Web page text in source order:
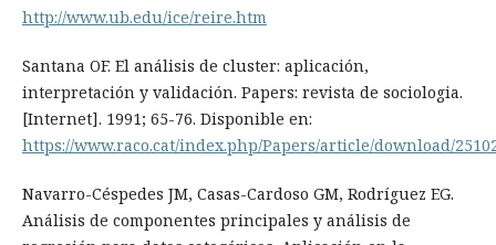
http://www.ub.edu/ice/reire.htm
Santana OF. El análisis de cluster: aplicación,
interpretación y validación. Papers: revista de sociologia.
[Internet]. 1991; 65-76. Disponible en:
https://www.raco.cat/index.php/Papers/article/download/
Navarro-Céspedes JM, Casas-Cardoso GM, Rodríguez EG.
Análisis de componentes principales y análisis de